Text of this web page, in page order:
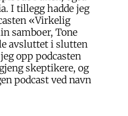
I tillegg hadde jeg
«Virkelig
samboer, Tone
avsluttet i slutten
opp podcasten
skeptikere, og
podcast ved navn